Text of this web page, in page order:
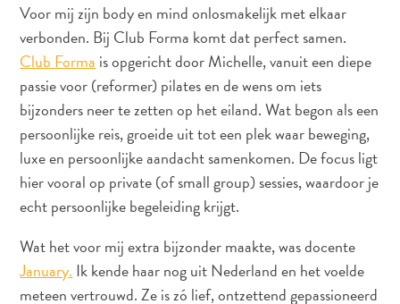
Voor mij zijn body en mind onlosmakelijk met elkaar
verbonden. Bij Club Forma komt dat perfect samen.
Club Forma is opgericht door Michelle, vanuit een diepe
passie voor (reformer) pilates en de wens om iets
bijzonders neer te zetten op het eiland. Wat begon als een
persoonlijke reis, groeide uit tot een plek waar beweging,
luxe en persoonlijke aandacht samenkomen. De focus ligt
hier vooral op private (of small group) sessies, waardoor je
echt persoonlijke begeleiding krijgt.
Wat het voor mij extra bijzonder maakte, was docente
January. Ik kende haar nog uit Nederland en het voelde
meteen vertrouwd. Ze is zó lief, ontzettend gepassioneerd